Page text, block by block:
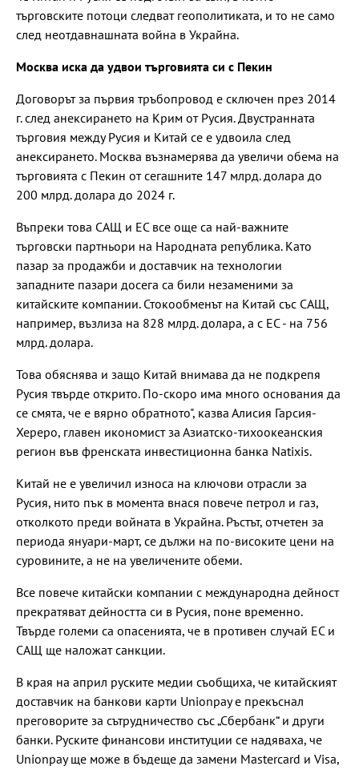
търговските потоци следват геополитиката, и то не само
след неотдавнашната война в Украйна.
Москва иска да удвои търговията си с Пекин
Договорът за първия тръбопровод е сключен през 2014
г. след анексирането на Крим от Русия. Двустранната
търговия между Русия и Китай се е удвоила след
анексирането. Москва възнамерява да увеличи обема на
търговията с Пекин от сегашните 147 млрд. долара до
200 млрд. долара до 2024 г.
Въпреки това САЩ и ЕС все още са най-важните
търговски партньори на Народната република. Като
пазар за продажби и доставчик на технологии
западните пазари досега са били незаменими за
китайските компании. Стокообменът на Китай със САЩ,
например, възлиза на 828 млрд. долара, а с ЕС - на 756
млрд. долара.
Това обяснява и защо Китай внимава да не подкрепя
Русия твърде открито. По-скоро има много основания да
се смята, че е вярно обратното", казва Алисия Гарсия-
Хереро, главен икономист за Азиатско-тихоокеанския
регион във френската инвестиционна банка Natixis.
Китай не е увеличил износа на ключови отрасли за
Русия, нито пък в момента внася повече петрол и газ,
отколкото преди войната в Украйна. Ръстът, отчетен за
периода януари-март, се дължи на по-високите цени на
суровините, а не на увеличените обеми.
Все повече китайски компании с международна дейност
прекратяват дейността си в Русия, поне временно.
Твърде големи са опасенията, че в противен случай ЕС и
САЩ ще наложат санкции.
В края на април руските медии съобщиха, че китайският
доставчик на банкови карти Unionpay е прекъснал
преговорите за сътрудничество със „Сбербанк“ и други
банки. Руските финансови институции се надяваха, че
Unionpay ще може в бъдеще да замени Mastercard и Visa,